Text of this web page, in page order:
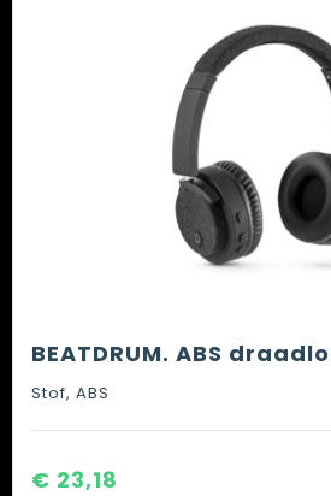
Stof, ABS
€ 23,18